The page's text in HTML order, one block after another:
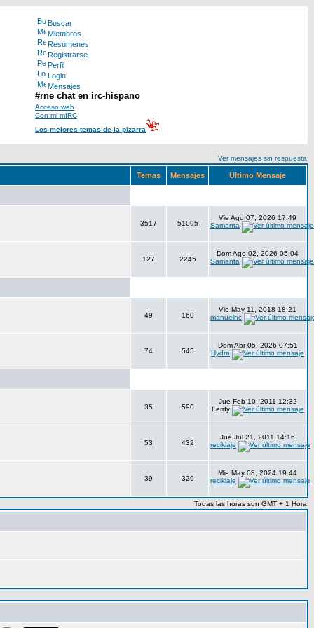
Buscar
Miembros
Resúmenes
Registrarse
Perfil
Login
Mensajes
#rne chat en irc-hispano
Acceso web
Con mi mIRC
Los mejores temas de la pizarra
Ver mensajes sin respuesta
Temas Mensajes Ultimo Mensaje
3517 51095
Vie Ago 07, 2026 17:49
Samanta
127 2245
Dom Ago 02, 2026 05:04
Samanta
49 160
Vie May 11, 2018 18:21
manuelhc
74 545
Dom Abr 05, 2026 07:51
Hydra
35 590
Jue Feb 10, 2011 12:32
Ferdy
53 432
Jue Jul 21, 2011 14:16
reciklaje
39 329
Mie May 08, 2024 19:44
reciklaje
Todas las horas son GMT + 1 Hora